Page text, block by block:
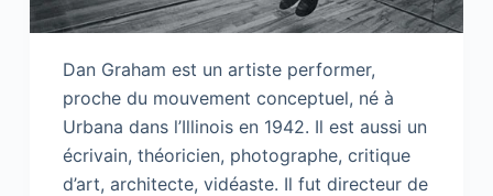
Dan Graham est un artiste performer,
proche du mouvement conceptuel, né à
Urbana dans l’Illinois en 1942. Il est aussi un
écrivain, théoricien, photographe, critique
d’art, architecte, vidéaste. Il fut directeur de